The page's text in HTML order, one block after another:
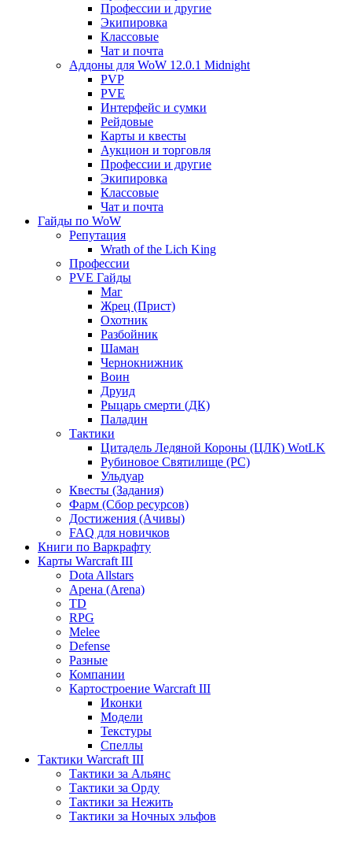
Профессии и другие
Экипировка
Классовые
Чат и почта
Аддоны для WoW 12.0.1 Midnight
PVP
PVE
Интерфейс и сумки
Рейдовые
Карты и квесты
Аукцион и торговля
Профессии и другие
Экипировка
Классовые
Чат и почта
Гайды по WoW
Репутация
Wrath of the Lich King
Профессии
PVE Гайды
Маг
Жрец (Прист)
Охотник
Разбойник
Шаман
Чернокнижник
Воин
Друид
Рыцарь смерти (ДК)
Паладин
Тактики
Цитадель Ледяной Короны (ЦЛК) WotLK
Рубиновое Святилище (РС)
Ульдуар
Квесты (Задания)
Фарм (Сбор ресурсов)
Достижения (Ачивы)
FAQ для новичков
Книги по Варкрафту
Карты Warcraft III
Dota Allstars
Арена (Arena)
TD
RPG
Melee
Defense
Разные
Компании
Картостроение Warcraft III
Иконки
Модели
Текстуры
Спеллы
Тактики Warcraft III
Тактики за Альянс
Тактики за Орду
Тактики за Нежить
Тактики за Ночных эльфов